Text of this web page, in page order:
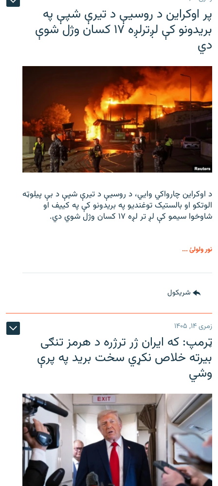
پر اوکراین د روسیې د تیرې شپې په
بریدونو کې لږترلږه ۱۷ کسان وژل شوې
دي
د اوکراین چارواکي وایي، د روسیې د تیرې شپې د بې‌ پیلوټه
الوتکو او بالستیک توغندیو په بریدونو کې په کییف او
شاوخوا سیمو کې لږ تر لږه ۱۷ کسان وژل شوي دي.
نور ولولئ ...
شريکول
زمری ۱۴, ۱۴۰۵
ټرمپ: که ایران ژر ترژره د هرمز تنګی
بیرته خلاص نکړي سخت برید په پرې
وشي